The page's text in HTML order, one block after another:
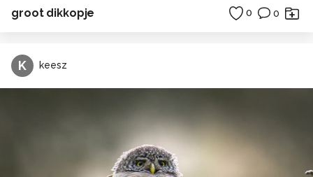
groot dikkopje 0 0
K keesz